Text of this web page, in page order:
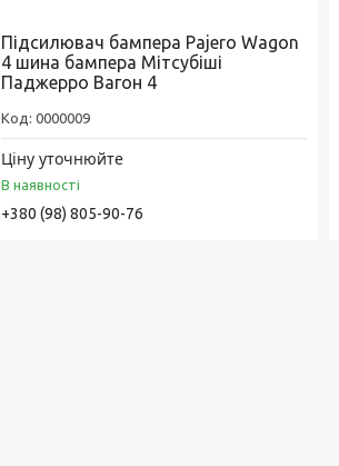
Підсилювач бампера Pajero Wagon
4 шина бампера Мітсубіші
Паджерро Вагон 4
0000009
Ціну уточнюйте
В наявності
+380 (98) 805-90-76